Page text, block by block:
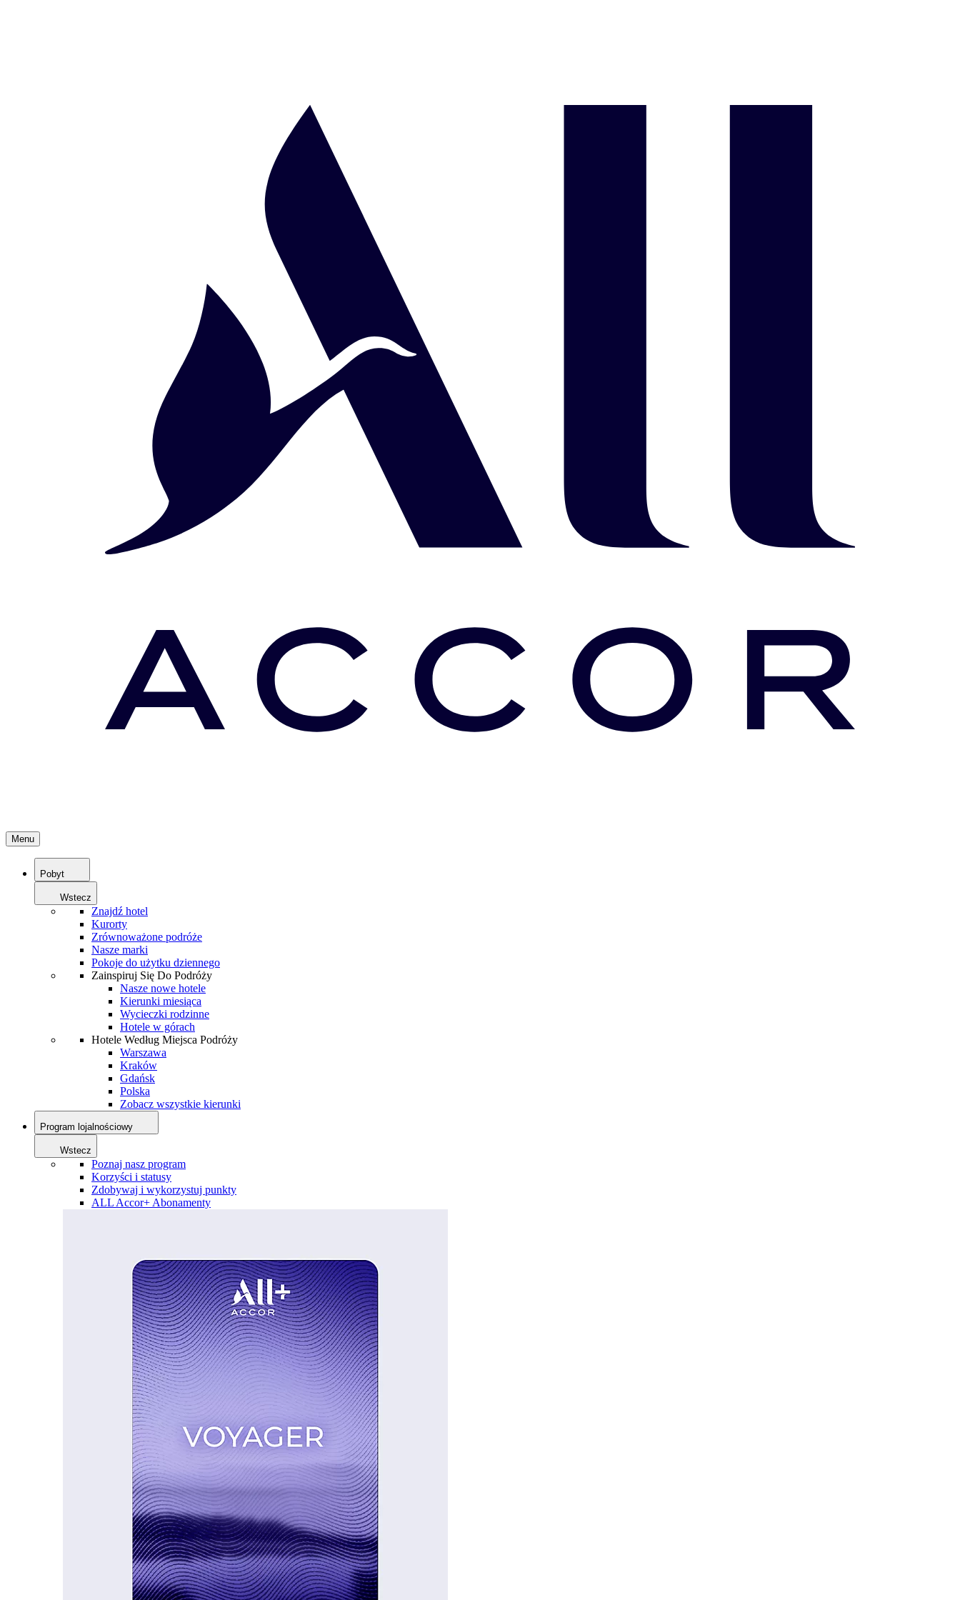
Menu
Pobyt
Wstecz
Znajdź hotel
Kurorty
Zrównoważone podróże
Nasze marki
Pokoje do użytku dziennego
Zainspiruj Się Do Podróży
Nasze nowe hotele
Kierunki miesiąca
Wycieczki rodzinne
Hotele w górach
Hotele Według Miejsca Podróży
Warszawa
Kraków
Gdańsk
Polska
Zobacz wszystkie kierunki
Program lojalnościowy
Wstecz
Poznaj nasz program
Korzyści i statusy
Zdobywaj i wykorzystuj punkty
ALL Accor+ Abonamenty